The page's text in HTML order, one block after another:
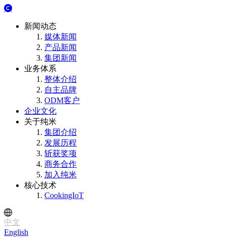
新闻动态
媒体新闻
产品新闻
集团新闻
业务体系
整体介绍
自主品牌
ODM客户
企业文化
关于纯米
集团介绍
发展历程
斩获奖项
商务合作
加入纯米
核心技术
CookingIoT
中文
English